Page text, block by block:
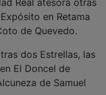
en Retama
de Quevedo.
El Doncel de
de Samuel